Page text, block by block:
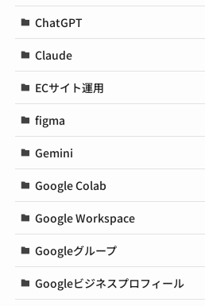
ChatGPT
Claude
ECサイト運用
figma
Gemini
Google Colab
Google Workspace
Googleグループ
Googleビジネスプロフィール